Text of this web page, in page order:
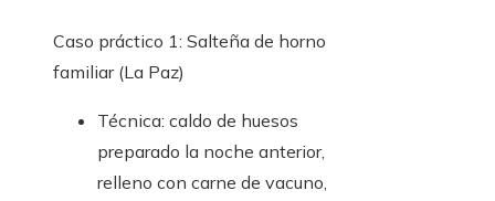
Caso práctico 1: Salteña de horno
familiar (La Paz)
Técnica: caldo de huesos
preparado la noche anterior,
relleno con carne de vacuno,